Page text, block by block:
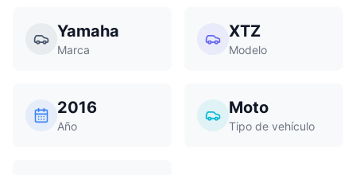
Yamaha
Marca
XTZ
Modelo
2016
Año
Moto
Tipo de vehículo